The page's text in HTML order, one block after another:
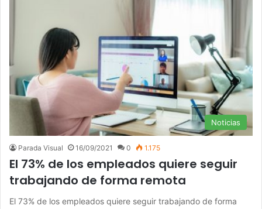
Noticias
Parada Visual 16/09/2021 0 1.175
El 73% de los empleados quiere seguir
trabajando de forma remota
El 73% de los empleados quiere seguir trabajando de forma